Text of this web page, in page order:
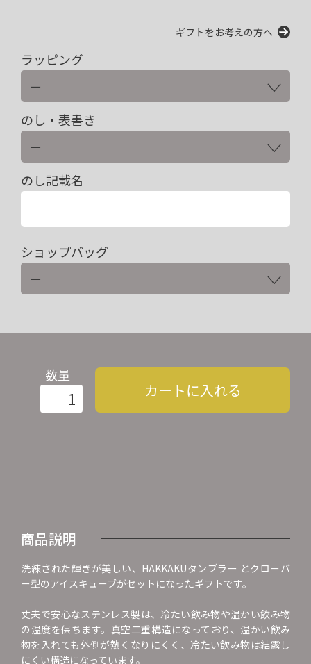
ギフトをお考えの方へ
ラッピング
のし・表書き
のし記載名
ショップバッグ
数量
カートに入れる
商品説明
洗練された輝きが美しい、HAKKAKUタンブラー とクローバ
ー型のアイスキューブがセットになったギフトです。
丈夫で安心なステンレス製は、冷たい飲み物や温かい飲み物
の温度を保ちます。真空二重構造になっており、温かい飲み
物を入れても外側が熱くなりにくく、冷たい飲み物は結露し
にくい構造になっています。